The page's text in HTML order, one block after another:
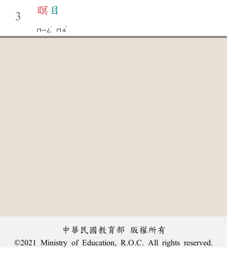
3
瞑 目
ㄇㄧㄥ
ˊ
ㄇㄨ
ˋ
中華民國教育部 版權所有
©2021 Ministry of Education, R.O.C. All rights reserved.